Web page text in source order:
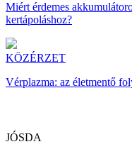
Miért érdemes
kertápoláshoz?
KÖZÉRZET
Vérplazma: az életmentő
JÓSDA